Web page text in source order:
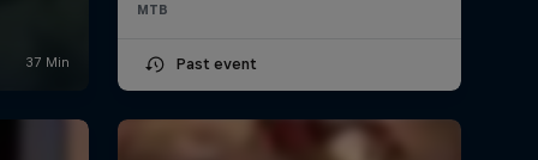
MTB
Past event